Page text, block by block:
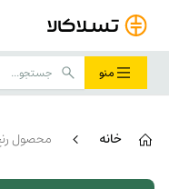
منو
خانه محصول